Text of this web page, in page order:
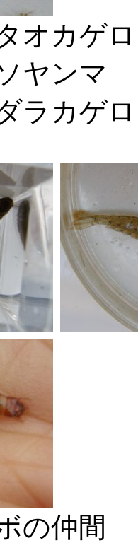
オカゲ
ヤンマ
ラカゲ
の仲間